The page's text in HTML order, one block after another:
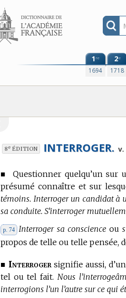
Aller au contenu
1re
1694
2e
1718
8e ÉDITION INTERROGER. v.
■Questionner quelqu’un sur
présumé connaître et sur
témoins. Interroger un candidat à
sa conduite. S’interroger
p. 74 Interroger sa conscience ou
propos de telle ou telle pensée,
■ Interrogersignifie aussi,
tel ou tel fait. Nous
interrogions l’un l’autre sur ce qui